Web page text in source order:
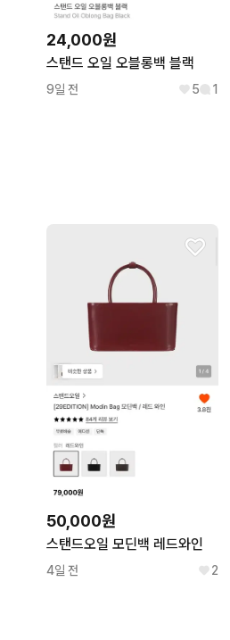
24,000원
스탠드 오일 오블롱백 블랙
9일 전 5 1
50,000원
스탠드오일 모딘백 레드와인
4일 전 2